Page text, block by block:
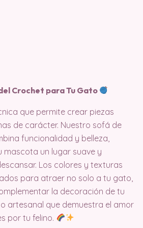
Crochet para Tu Gato
que permite crear piezas
de carácter. Nuestro sofá de
funcionalidad y belleza,
un lugar suave y
Los colores y texturas
para atraer no solo a tu gato,
la decoración de tu
artesanal que demuestra el amor
por tu felino.